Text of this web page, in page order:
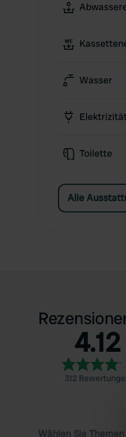
Wasser
Toilette
Alle
4.12
312
Wählen Sie